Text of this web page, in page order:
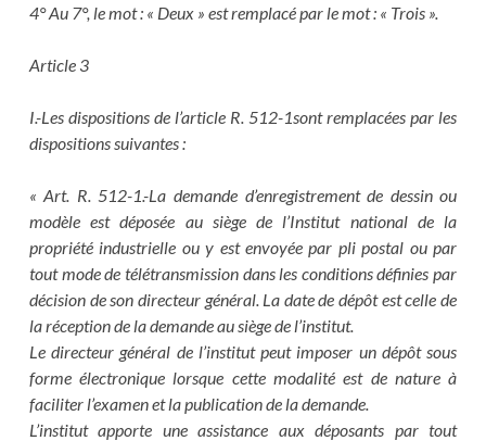
4° Au 7°, le mot : « Deux » est remplacé par le mot : « Trois ».
Article 3
I.-Les dispositions de l’article R. 512-1sont remplacées par les
dispositions suivantes :
« Art. R. 512-1.-La demande d’enregistrement de dessin ou
modèle est déposée au siège de l’Institut national de la
propriété industrielle ou y est envoyée par pli postal ou par
tout mode de télétransmission dans les conditions définies par
décision de son directeur général. La date de dépôt est celle de
la réception de la demande au siège de l’institut.
Le directeur général de l’institut peut imposer un dépôt sous
forme électronique lorsque cette modalité est de nature à
faciliter l’examen et la publication de la demande.
L’institut apporte une assistance aux déposants par tout